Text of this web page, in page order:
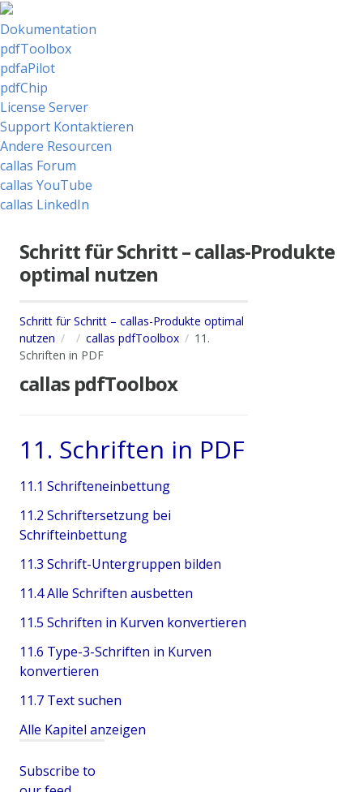
Dokumentation
pdfToolbox
pdfaPilot
pdfChip
License Server
Support Kontaktieren
Andere Resourcen
callas Forum
callas YouTube
callas LinkedIn
Schritt für Schritt – callas-Produkte
optimal nutzen
Schritt für Schritt – callas-Produkte optimal
nutzen
callas pdfToolbox
11.
Schriften in PDF
callas pdfToolbox
11. Schriften in PDF
11.1 Schrifteneinbettung
11.2 Schriftersetzung bei
Schrifteinbettung
11.3 Schrift-Untergruppen bilden
11.4 Alle Schriften ausbetten
11.5 Schriften in Kurven konvertieren
11.6 Type-3-Schriften in Kurven
konvertieren
11.7 Text suchen
Alle Kapitel anzeigen
Subscribe to